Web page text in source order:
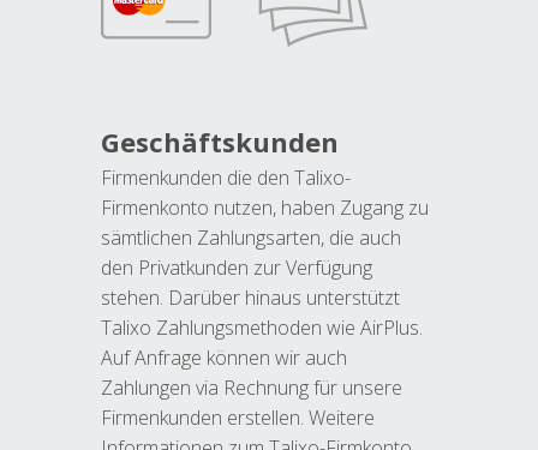
Geschäftskunden
Firmenkunden die den Talixo-
Firmenkonto nutzen, haben Zugang zu
sämtlichen Zahlungsarten, die auch
den Privatkunden zur Verfügung
stehen. Darüber hinaus unterstützt
Talixo Zahlungsmethoden wie AirPlus.
Auf Anfrage können wir auch
Zahlungen via Rechnung für unsere
Firmenkunden erstellen. Weitere